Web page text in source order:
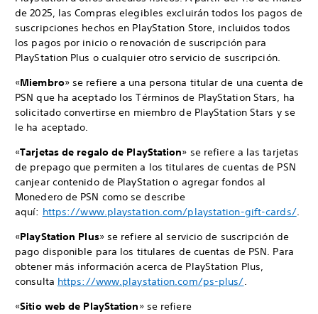
de 2025, las Compras elegibles excluirán todos los pagos de
suscripciones hechos en PlayStation Store, incluidos todos
los pagos por inicio o renovación de suscripción para
PlayStation Plus o cualquier otro servicio de suscripción.
«Miembro» se refiere a una persona titular de una cuenta de
PSN que ha aceptado los Términos de PlayStation Stars, ha
solicitado convertirse en miembro de PlayStation Stars y se
le ha aceptado.
«Tarjetas de regalo de PlayStation» se refiere a las tarjetas
de prepago que permiten a los titulares de cuentas de PSN
canjear contenido de PlayStation o agregar fondos al
Monedero de PSN como se describe
aquí: https://www.playstation.com/playstation-gift-cards/.
«PlayStation Plus» se refiere al servicio de suscripción de
pago disponible para los titulares de cuentas de PSN. Para
obtener más información acerca de PlayStation Plus,
consulta https://www.playstation.com/ps-plus/.
«Sitio web de PlayStation» se refiere